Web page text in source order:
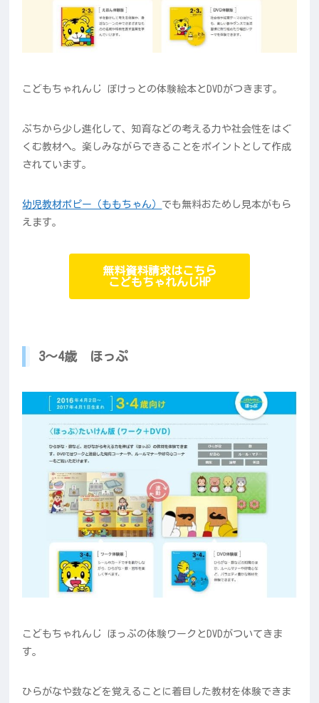
こどもちゃれんじ ぽけっとの体験絵本とDVDがつきます。
ぷちから少し進化して、知育などの考える力や社会性をはぐ
くむ教材へ。楽しみながらできることをポイントとして作成
されています。
幼児教材ポピー（ももちゃん） でも無料おためし見本がもら
えます。
無料資料請求はこちら
こどもちゃれんじHP
3～4歳 ほっぷ
こどもちゃれんじ ほっぷの体験ワークとDVDがついてきま
す。
ひらがなや数などを覚えることに着目した教材を体験できま